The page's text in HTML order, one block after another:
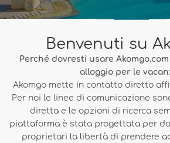
Benvenuti su
Perché dovresti usare
alloggio per le
Akomgo mette in contatto diretto
Per noi le linee di comunicazione
diretta e le opzioni di ricerca
piattaforma è stata progettata per
proprietari la libertà di prendere